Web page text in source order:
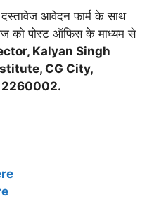
दस्तावेज आवेदन फार्म के साथ
को पोस्ट ऑफिस के माध्यम से
Kalyan Singh
CG City,
2260002.